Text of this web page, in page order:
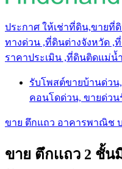
ประกาศ ให้เช่าที่ดิน,ขาย
ทางด่วน ,ที่ดินต่างจังหวัด ,
ราคาประเมิน ,ที่ดินติดแม่
รับโพสต์ขายบ้านด่ว
คอนโดด่วน, ขายด่วน
ขาย ตึกแถว อาคารพาณิช
ขาย ตึกเเถว 2 ชั้